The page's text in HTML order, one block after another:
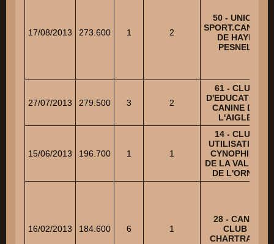
17/08/2013 273.600 1 2
50 - UNION
SPORT.CANINE
DE HAYE
PESNEL
27/07/2013 279.500 3 2
61 - CLUB
D'EDUCATION
CANINE DE
L'AIGLE
15/06/2013 196.700 1 1
14 - CLUB
UTILISATION
CYNOPHILE
DE LA VALLEE
DE L'ORNE
16/02/2013 184.600 6 1
28 - CANIS
CLUB
CHARTRAIN